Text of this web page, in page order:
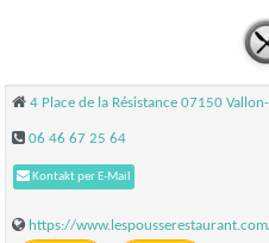
4 Place de la Résistance 07150
06 46 67 25 64
Kontakt per E-Mail
https://